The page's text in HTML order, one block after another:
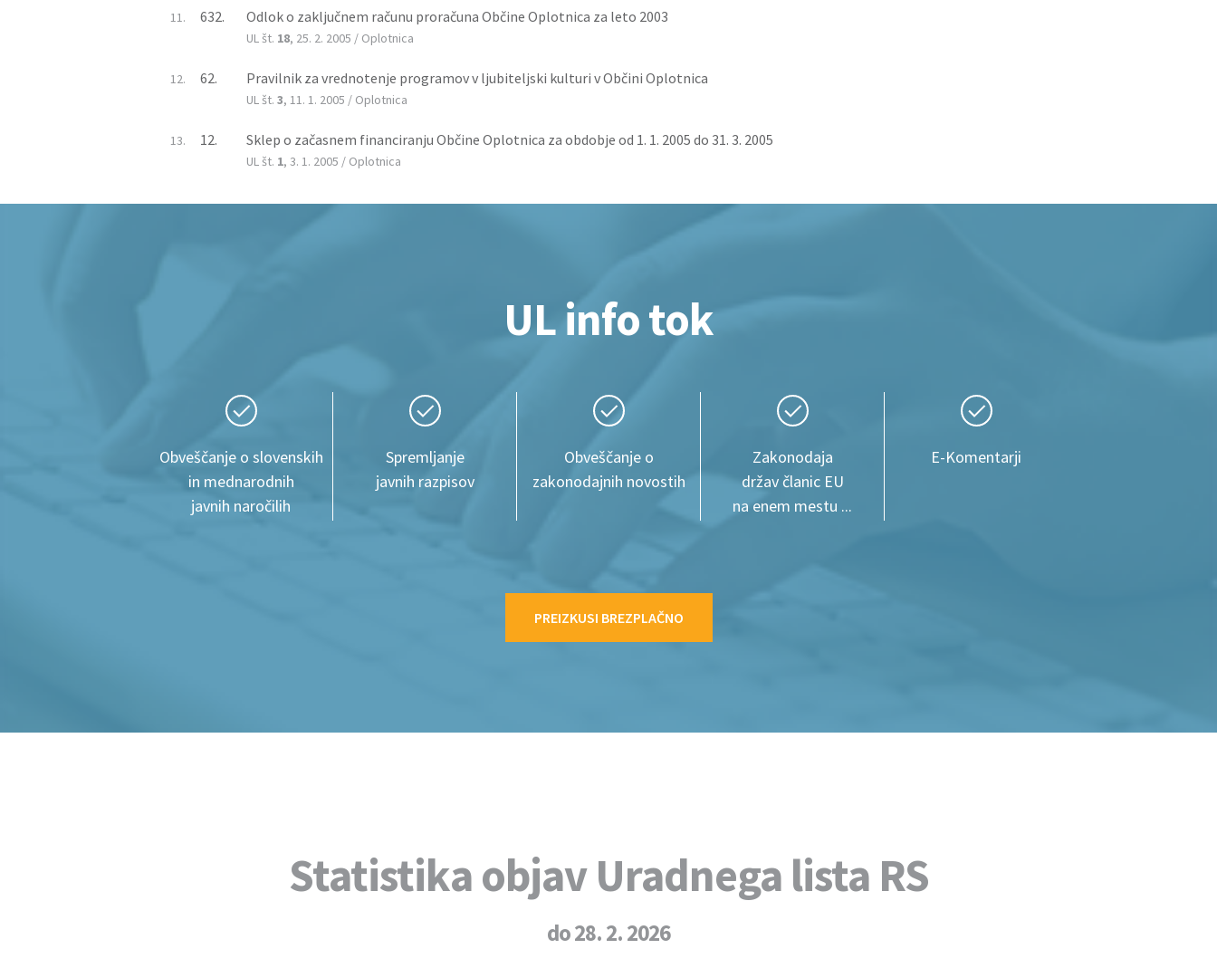
11. 632. Odlok o zaključnem računu proračuna Občine Oplotnica za leto 2003
UL št. 18, 25. 2. 2005 / Oplotnica
12. 62. Pravilnik za vrednotenje programov v ljubiteljski kulturi v Občini Oplotnica
UL št. 3, 11. 1. 2005 / Oplotnica
13. 12. Sklep o začasnem financiranju Občine Oplotnica za obdobje od 1. 1. 2005 do 31. 3. 2005
UL št. 1, 3. 1. 2005 / Oplotnica
UL info tok
Obveščanje o slovenskih
in mednarodnih
javnih naročilih
Spremljanje
javnih razpisov
Obveščanje o
zakonodajnih novostih
Zakonodaja
držav članic EU
na enem mestu ...
E-Komentarji
PREIZKUSI BREZPLAČNO
Statistika objav Uradnega lista RS
do 28. 2. 2026